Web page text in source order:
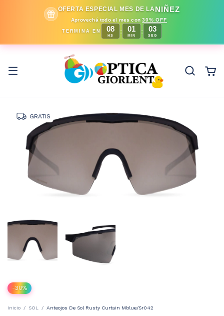
OFERTA ESPECIAL MES DE LANIÑEZ
Aprovechá todo el mes con30% OFF
TERMINA EN 08
HS
: 01
MIN
: 03
SEG
GRATIS
-30%
Inicio / SOL / Anteojos De Sol Rusty Curtain Mblue/Sr042